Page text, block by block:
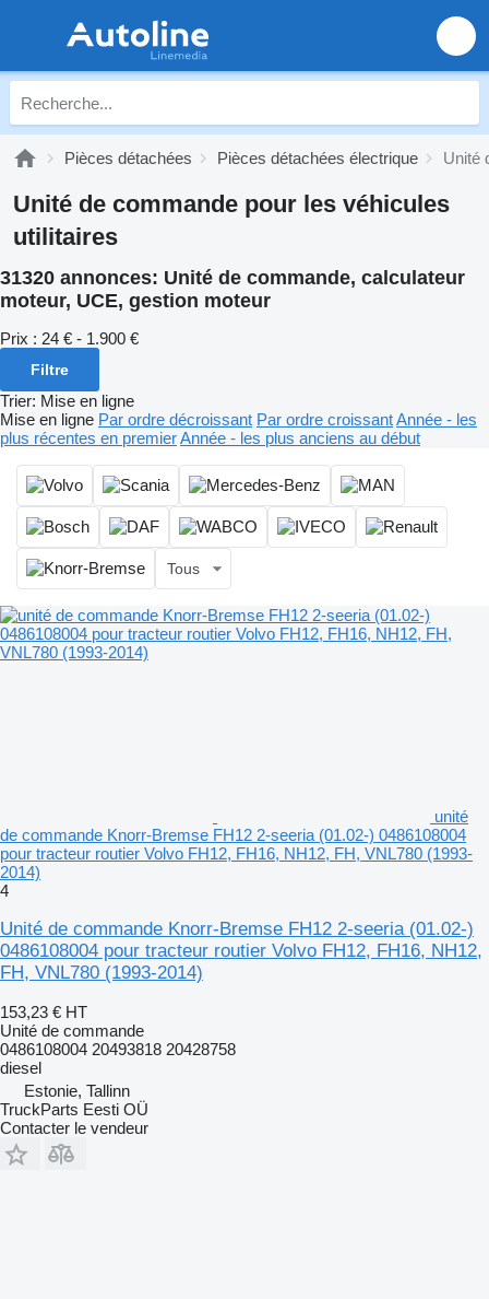
Pièces détachées Pièces détachées électrique Unité
Unité de commande pour les véhicules
utilitaires
31320 annonces: Unité de commande, calculateur
moteur, UCE, gestion moteur
Prix : 24 € - 1.900 €
Filtre
Trier: Mise en ligne
Mise en ligne Par ordre décroissant Par ordre croissantAnnée - les
plus récentes en premierAnnée - les plus anciens au début
Tous
unité
de commande Knorr-Bremse FH12 2-seeria (01.02-) 0486108004
pour tracteur routier Volvo FH12, FH16, NH12, FH, VNL780 (1993-
2014)
4
Unité de commande Knorr-Bremse FH12 2-seeria (01.02-)
0486108004 pour tracteur routier Volvo FH12, FH16, NH12,
FH, VNL780 (1993-2014)
153,23 € HT
Unité de commande
0486108004 20493818 20428758
diesel
Estonie, Tallinn
TruckParts Eesti OÜ
Contacter le vendeur